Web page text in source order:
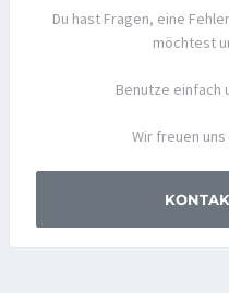
Du hast Fragen, eine
möchtest
Benutze einfach
Wir freuen